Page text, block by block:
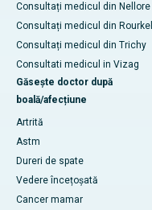
Consultați medicul din Nellore
Consultați medicul din
Consultați medicul din Trichy
Consultati medicul in Vizag
Găsește doctor după
boală/afecțiune
Artrită
Astm
Dureri de spate
Vedere încețoșată
Cancer mamar